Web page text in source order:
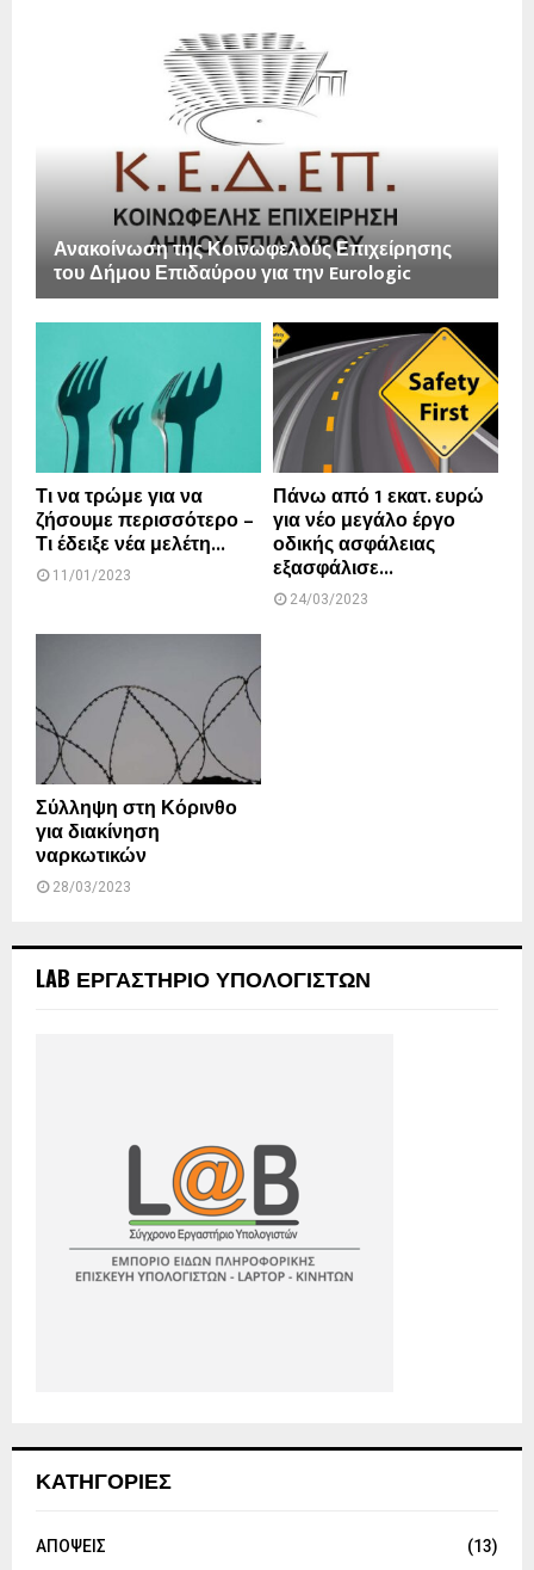
Ανακοίνωση της Κοινωφελούς Επιχείρησης
του Δήμου Επιδαύρου για την Eurologic
Τι να τρώμε για να
ζήσουμε περισσότερο –
Τι έδειξε νέα μελέτη...
11/01/2023
Πάνω από 1 εκατ. ευρώ
για νέο μεγάλο έργο
οδικής ασφάλειας
εξασφάλισε...
24/03/2023
Σύλληψη στη Κόρινθο
για διακίνηση
ναρκωτικών
28/03/2023
LAB ΕΡΓΑΣΤΗΡΙΟ ΥΠΟΛΟΓΙΣΤΩΝ
ΚΑΤΗΓΟΡΙΕΣ
ΑΠΟΨΕΙΣ
(13)